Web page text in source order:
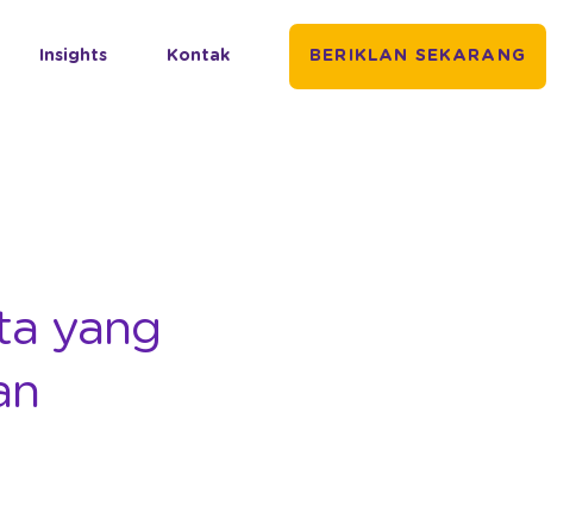
Insights Kontak BERIKLAN SEKARANG
yang